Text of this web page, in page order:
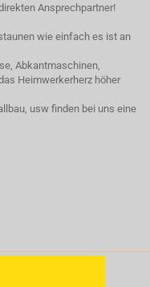
Ansprechpartner!
wie einfach es ist an
Abkantmaschinen,
Heimwerkerherz höher
usw finden bei uns eine